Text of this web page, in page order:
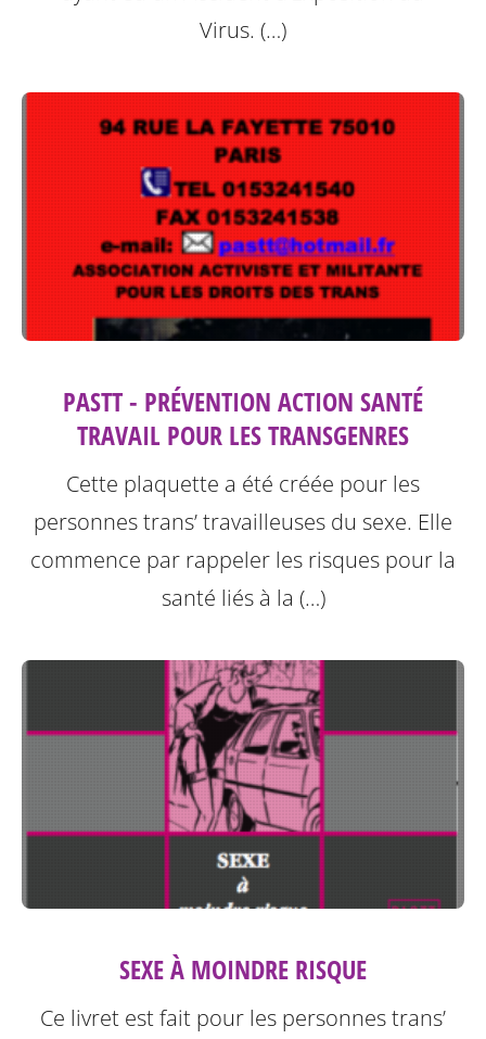
Virus. (…)
PASTT - PRÉVENTION ACTION SANTÉ
TRAVAIL POUR LES TRANSGENRES
Cette plaquette a été créée pour les
personnes trans’ travailleuses du sexe. Elle
commence par rappeler les risques pour la
santé liés à la (…)
SEXE À MOINDRE RISQUE
Ce livret est fait pour les personnes trans’